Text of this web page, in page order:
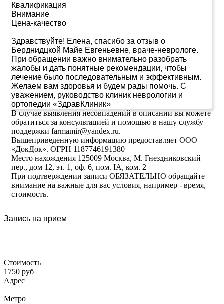
Квалификация
Внимание
Цена-качество
Здравствуйте! Елена, спасибо за отзыв о
Берднидцкой Майе Евгеньевне, враче-неврологе.
При обращении важно внимательно разобрать
жалобы и дать понятные рекомендации, чтобы
лечение было последовательным и эффективным.
Желаем вам здоровья и будем рады помочь. С
уважением, руководство клиник неврологии и
ортопедии «ЗдравКлиник»
В случае выявления несовпадений в описании вы можете
обратиться за консультацией и помощью в нашу службу
поддержки farmamir@yandex.ru.
Вышеприведенную информацию предоставляет ООО
«ДокДок». ОГРН 1187746191380
Место нахождения 125009 Москва, М. Гнездниковский
пер., дом 12, эт. 1, оф. 6, пом. IA, ком. 2
При подтверждении записи ОБЯЗАТЕЛЬНО обращайте
внимание на важные для вас условия, например - время,
стоимость.
Запись на прием
Стоимость
1750 руб
Адрес
Метро